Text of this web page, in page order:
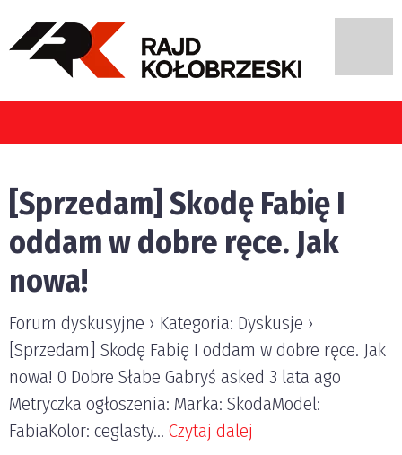
[Sprzedam] Skodę Fabię I
oddam w dobre ręce. Jak
nowa!
Forum dyskusyjne › Kategoria: Dyskusje ›
[Sprzedam] Skodę Fabię I oddam w dobre ręce. Jak
nowa! 0 Dobre Słabe Gabryś asked 3 lata ago
Metryczka ogłoszenia: Marka: SkodaModel:
FabiaKolor: ceglasty... Czytaj dalej